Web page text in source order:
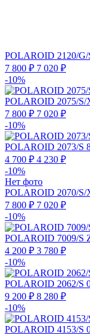
POLAROID 2120/G/
7 800 ₽ 7 020 ₽
-10%
POLAROID 2075/S/
7 800 ₽ 7 020 ₽
-10%
POLAROID 2073/S
4 700 ₽ 4 230 ₽
-10%
Нет фото
POLAROID 2070/S/
7 800 ₽ 7 020 ₽
-10%
POLAROID 7009/S
4 200 ₽ 3 780 ₽
-10%
POLAROID 2062/S
9 200 ₽ 8 280 ₽
-10%
POLAROID 4153/S